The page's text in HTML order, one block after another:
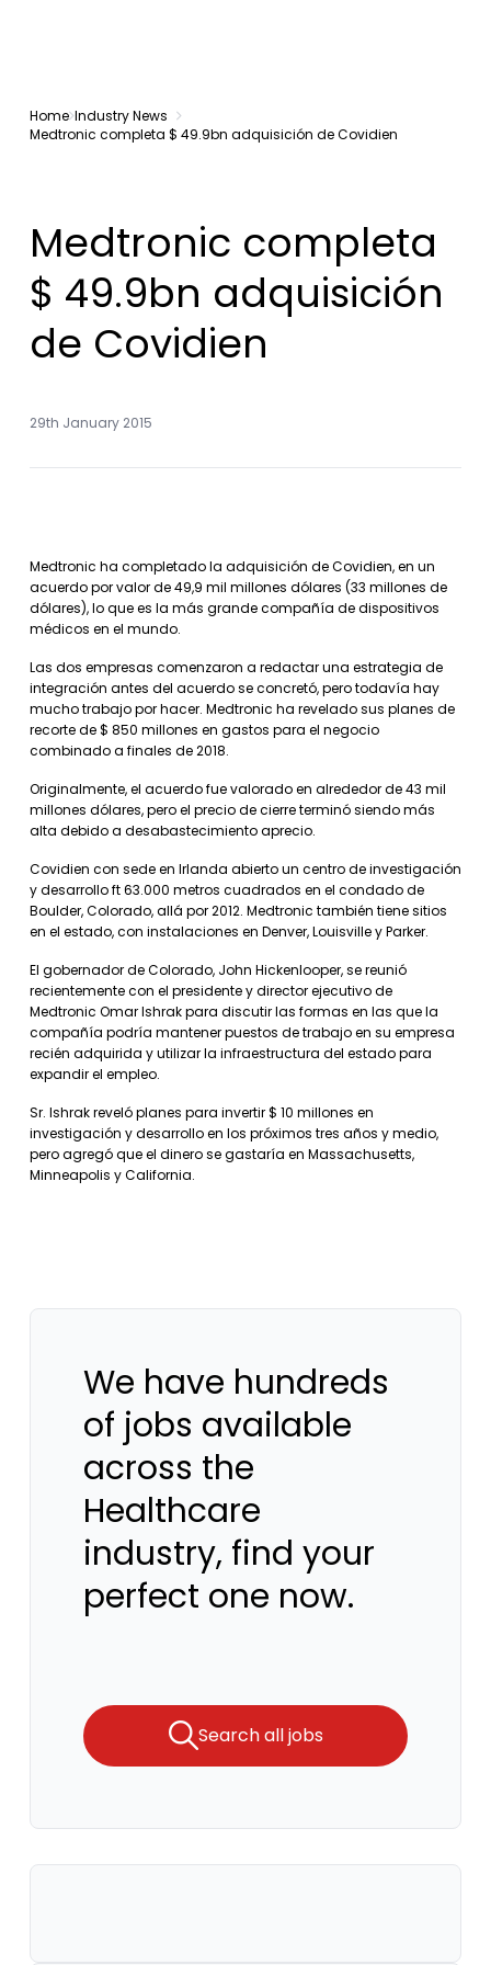
Home Industry News
Medtronic completa $ 49.9bn adquisición de Covidien
Medtronic completa
$ 49.9bn adquisición
de Covidien
29th January 2015
Medtronic ha completado la adquisición de Covidien, en un
acuerdo por valor de 49,9 mil millones dólares (33 millones de
dólares), lo que es la más grande compañía de dispositivos
médicos en el mundo.
Las dos empresas comenzaron a redactar una estrategia de
integración antes del acuerdo se concretó, pero todavía hay
mucho trabajo por hacer. Medtronic ha revelado sus planes de
recorte de $ 850 millones en gastos para el negocio
combinado a finales de 2018.
Originalmente, el acuerdo fue valorado en alrededor de 43 mil
millones dólares, pero el precio de cierre terminó siendo más
alta debido a desabastecimiento aprecio.
Covidien con sede en Irlanda abierto un centro de investigación
y desarrollo ft 63.000 metros cuadrados en el condado de
Boulder, Colorado, allá por 2012. Medtronic también tiene sitios
en el estado, con instalaciones en Denver, Louisville y Parker.
El gobernador de Colorado, John Hickenlooper, se reunió
recientemente con el presidente y director ejecutivo de
Medtronic Omar Ishrak para discutir las formas en las que la
compañía podría mantener puestos de trabajo en su empresa
recién adquirida y utilizar la infraestructura del estado para
expandir el empleo.
Sr. Ishrak reveló planes para invertir $ 10 millones en
investigación y desarrollo en los próximos tres años y medio,
pero agregó que el dinero se gastaría en Massachusetts,
Minneapolis y California.
We have hundreds
of jobs available
across the
Healthcare
industry, find your
perfect one now.
Search all jobs